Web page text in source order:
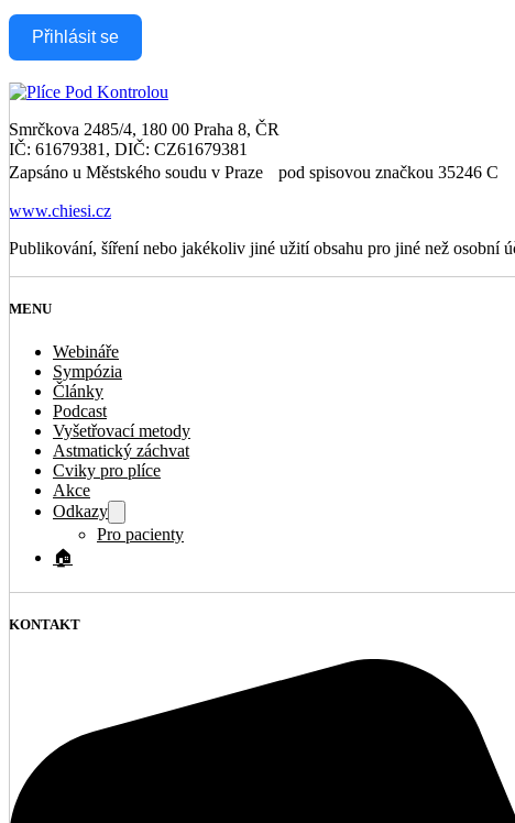
Přihlásit se
Smrčkova 2485/4, 180 00 Praha 8, ČR
IČ: 61679381, DIČ: CZ61679381
Zapsáno u Městského soudu v Praze pod spisovou značkou 35246 C
www.chiesi.cz
Publikování, šíření nebo jakékoliv jiné užití obsahu pro jiné než osobní
MENU
Webináře
Sympózia
Články
Podcast
Vyšetřovací metody
Astmatický záchvat
Cviky pro plíce
Akce
Odkazy
Pro pacienty
🏠
KONTAKT